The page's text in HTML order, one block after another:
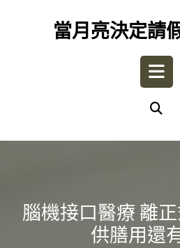
當月亮決定請
腦機接口醫療 離
供膳用還